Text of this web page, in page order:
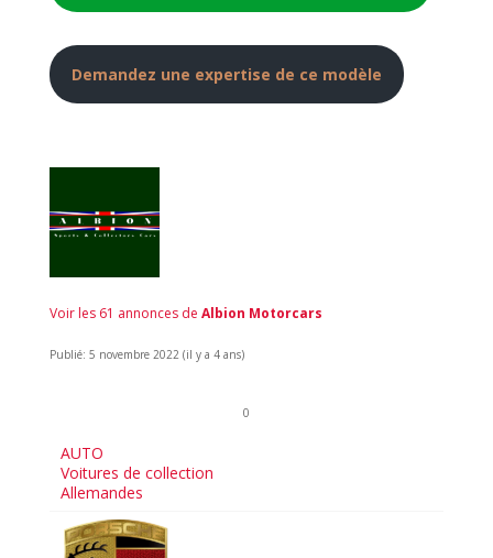
Demandez une expertise de ce modèle
Voir les 61 annonces de Albion Motorcars
Publié: 5 novembre 2022 (il y a 4 ans)
0
AUTO
Voitures de collection
Allemandes